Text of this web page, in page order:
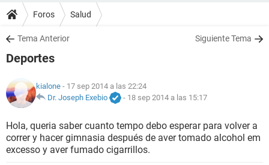
FOROS
SALUD
FAMILIA
NUTRICIÓN
BIENESTAR
Foros Salud
Tema Anterior Siguiente Tema
Deportes
kialone - 17 sep 2014 a las 22:24
Dr. Joseph Exebio
- 18 sep 2014 a las 15:17
Hola, queria saber cuanto tempo debo esperar para volver a
correr y hacer gimnasia después de aver tomado alcohol em
excesso y aver fumado cigarrillos.